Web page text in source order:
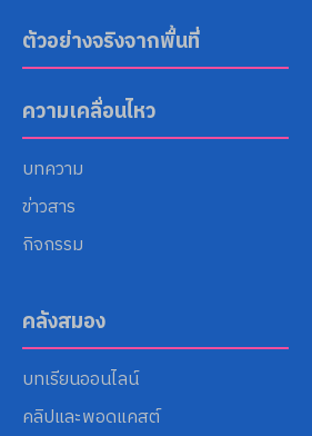
ตัวอย่างจริงจากพื้นที่
ความเคลื่อนไหว
บทความ
ข่าวสาร
กิจกรรม
คลังสมอง
บทเรียนออนไลน์
คลิปและพอดแคสต์